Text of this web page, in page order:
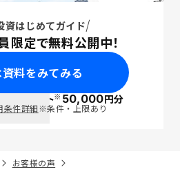
資はじめてガイド
限定で無料公開中！
資料をみてみる
ポイント※50,000円分
条件詳細※条件・上限あり
お客様の声